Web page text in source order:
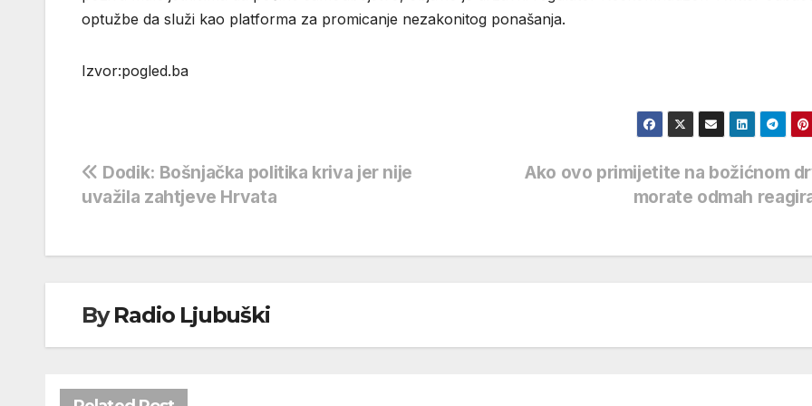
optužbe da služi kao platforma za promicanje nezakonitog ponašanja.
Izvor:pogled.ba
Navigacija
Ako ovo primijetite na božićnom
morate odmah
Dodik: Bošnjačka politika kriva jer nije
uvažila zahtjeve Hrvata
ByRadio Ljubuški